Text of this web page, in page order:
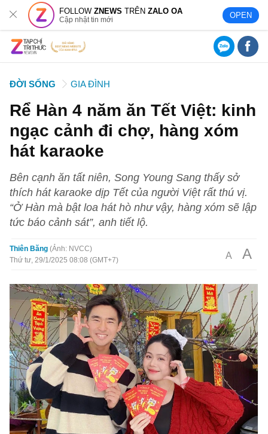
FOLLOWZNEWS TRÊNZALO OA
Cập nhật tin mới OPEN
ĐỜI SỐNG GIA ĐÌNH
Rể Hàn 4 năm ăn Tết Việt: kinh
ngạc cảnh đi chợ, hàng xóm
hát karaoke
Bên cạnh ăn tất niên, Song Young Sang thấy sở
thích hát karaoke dịp Tết của người Việt rất thú vị.
“Ở Hàn mà bật loa hát hò như vậy, hàng xóm sẽ lập
tức báo cảnh sát”, anh tiết lộ.
Thiên Băng Ảnh: NVCC
Thứ tư, 29/1/2025 08:08 (GMT+7)
A A